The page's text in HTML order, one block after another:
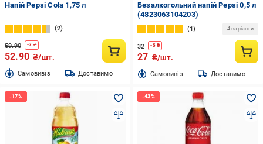
Напій Pepsi Cola 1,75 л
2
59.90 -7 ₴
52.90 ₴/шт.
Cамовивіз Доставимо
Безалкогольний напій Pepsi 0,5 л
(4823063104203)
1 4 варіанти
32 -5₴
27 ₴/шт.
Cамовивіз Доставимо